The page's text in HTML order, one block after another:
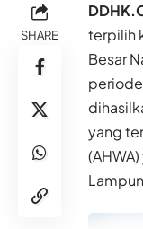
SHARE
terpilih
Besar
yang